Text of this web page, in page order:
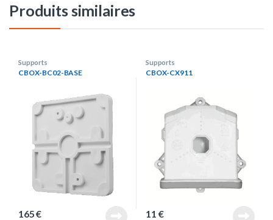
Produits similaires
Supports
CBOX-BC02-BASE
165€
Supports
CBOX-CX911
11 €